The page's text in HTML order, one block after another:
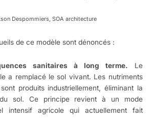
Despommiers, SOA architecture
de ce modèle sont dénoncés :
sanitaires à long terme. Le
a remplacé le sol vivant. Les nutriments
produits industriellement, éliminant la
du sol. Ce principe revient à un mode
intensif agricole qui actuellement fait